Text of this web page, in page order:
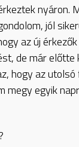
nyáron.
jól
az új
de már
hogy az
megy egyik